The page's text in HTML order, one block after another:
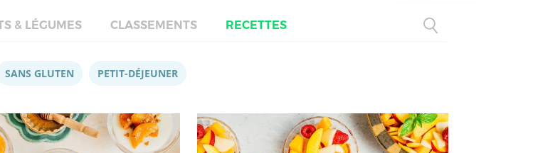
& LÉGUMES CLASSEMENTS RECETTES
SANS GLUTEN PETIT-DÉJEUNER